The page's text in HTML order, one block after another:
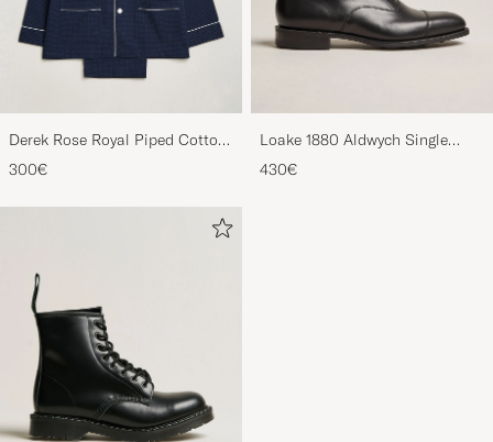
Derek Rose Royal Piped Cotton
Pyjama Set Navy
300€
Loake 1880 Aldwych Single
Oxford Black Calf
430€